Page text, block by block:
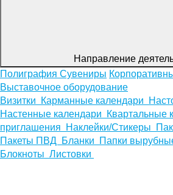
Направление
Полиграфия Сувениры
Выставочное оборудование
Визитки
Карманные календари
Настенные календари
Квартальные
приглашения
Наклейки/Стикеры
Пакеты ПВД Бланки Папки
Блокноты Листовки